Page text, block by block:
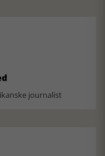
journalist